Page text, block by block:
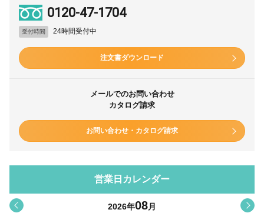
0120-47-1704
受付時間 24時間受付中
注文書ダウンロード
メールでのお問い合わせ
カタログ請求
お問い合わせ・カタログ請求
営業日カレンダー
< >
2026年08月